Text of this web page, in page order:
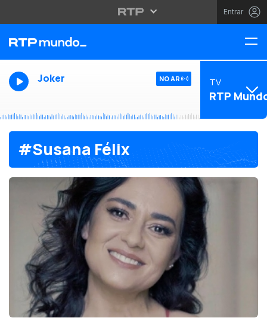
Entrar
Joker NO AR TV
RTP
#Susana Félix